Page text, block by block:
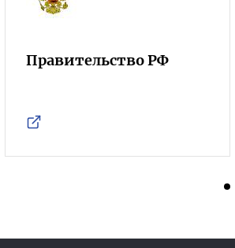
Правительство РФ